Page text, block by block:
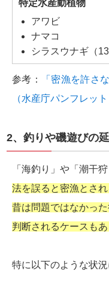
特定水産動植物
アワビ
ナマコ
シラスウナギ（
参考：
「密漁を許さ
（水産庁パンフレット
2、釣りや磯遊びの
「海釣り」や「潮干
法を誤ると密漁とさ
昔は問題ではなかっ
判断されるケースも
特に以下のような状